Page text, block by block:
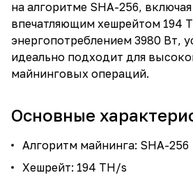
на алгоритме SHA-256,
впечатляющим хешрейтом 194
энергопотреблением 3980 Вт,
идеально подходит для
майнинговых операций.
Основные
Алгоритм майнинга: SHA-256
Хешрейт: 194 TH/s